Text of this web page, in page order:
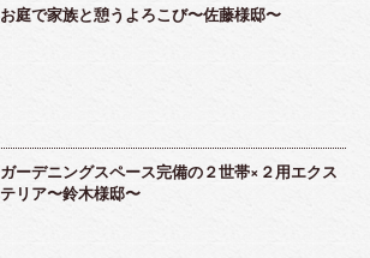
お庭で家族と憩うよろこび〜佐藤様邸〜
ガーデニングスペース完備の２世帯×２用エクス
テリア〜鈴木様邸〜